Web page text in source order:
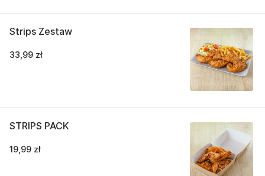
Strips Zestaw
33,99 zł
STRIPS PACK
19,99 zł